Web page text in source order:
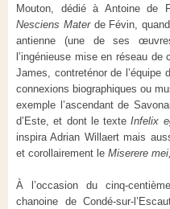
Mouton, dédié à Antoine de
Nesciens Materde Févin,
antienne (une de ses
l’ingénieuse mise en réseau
James, contreténor de l’équipe
connexions biographiques ou
exemple l’ascendant de
d’Este, et dont le texteInfelix
inspira Adrian Willaert mais
et corollairement le Miserere
À l’occasion du cinq-
chanoine de Condé-sur-